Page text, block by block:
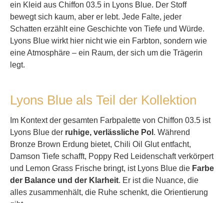
ein Kleid aus Chiffon 03.5 in Lyons Blue. Der Stoff
bewegt sich kaum, aber er lebt. Jede Falte, jeder
Schatten erzählt eine Geschichte von Tiefe und Würde.
Lyons Blue wirkt hier nicht wie ein Farbton, sondern wie
eine Atmosphäre – ein Raum, der sich um die Trägerin
legt.
Lyons Blue als Teil der Kollektion
Im Kontext der gesamten Farbpalette von Chiffon 03.5 ist
Lyons Blue der ruhige, verlässliche Pol . Während
Bronze Brown Erdung bietet, Chili Oil Glut entfacht,
Damson Tiefe schafft, Poppy Red Leidenschaft verkörpert
und Lemon Grass Frische bringt, ist Lyons Blue die Farbe
der Balance und der Klarheit. Er ist die Nuance, die
alles zusammenhält, die Ruhe schenkt, die Orientierung